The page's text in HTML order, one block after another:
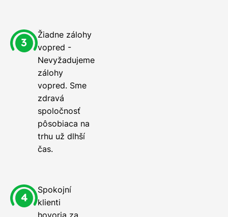
Žiadne zálohy
vopred -
Nevyžadujeme
zálohy
vopred. Sme
zdravá
spoločnosť
pôsobiaca na
trhu už dlhší
čas.
Spokojní
klienti